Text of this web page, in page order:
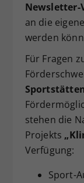
Newsletter-
an die
werden
Für Fragen
stehen die
Projekts
Verfügung:
Sport-